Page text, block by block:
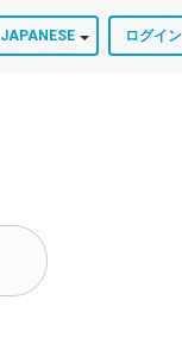
JAPANESE ログイン